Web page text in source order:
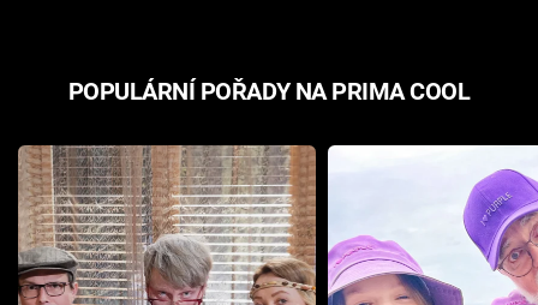
POPULÁRNÍ POŘADY NA PRIMA COOL